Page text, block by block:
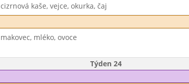
cizrnová kaše, vejce, okurka, čaj
makovec, mléko, ovoce
Týden 24